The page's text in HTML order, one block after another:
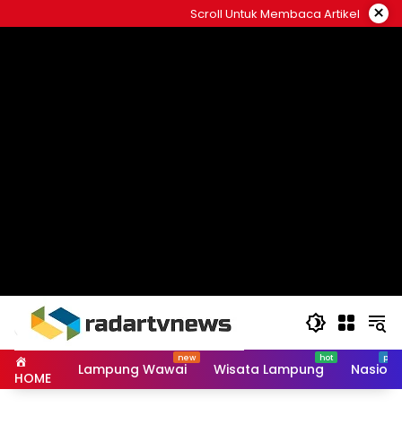
to
Scroll Untuk Membaca Artikel ×
HOME Lampung Wawai Wisata Lampung